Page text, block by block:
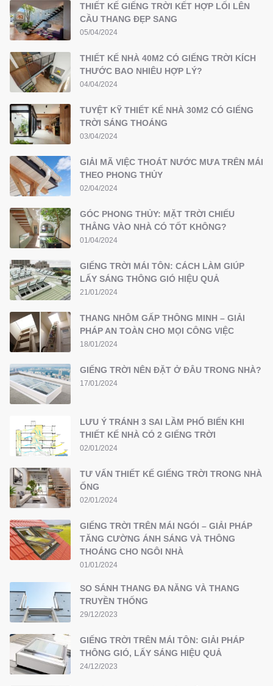
THIẾT KẾ GIẾNG TRỜI KẾT HỢP LỐI LÊN
CẦU THANG ĐẸP SANG
05/04/2024
THIẾT KẾ NHÀ 40M2 CÓ GIẾNG TRỜI KÍCH
THƯỚC BAO NHIÊU HỢP LÝ?
04/04/2024
TUYỆT KỸ THIẾT KẾ NHÀ 30M2 CÓ GIẾNG
TRỜI SÁNG THOÁNG
03/04/2024
GIẢI MÃ VIỆC THOÁT NƯỚC MƯA TRÊN MÁI
THEO PHONG THỦY
02/04/2024
GÓC PHONG THỦY: MẶT TRỜI CHIẾU
THẲNG VÀO NHÀ CÓ TỐT KHÔNG?
01/04/2024
GIẾNG TRỜI MÁI TÔN: CÁCH LÀM GIÚP
LẤY SÁNG THÔNG GIÓ HIỆU QUẢ
21/01/2024
THANG NHÔM GẤP THÔNG MINH – GIẢI
PHÁP AN TOÀN CHO MỌI CÔNG VIỆC
18/01/2024
GIẾNG TRỜI NÊN ĐẶT Ở ĐÂU TRONG NHÀ?
17/01/2024
LƯU Ý TRÁNH 3 SAI LẦM PHỔ BIẾN KHI
THIẾT KẾ NHÀ CÓ 2 GIẾNG TRỜI
02/01/2024
TƯ VẤN THIẾT KẾ GIẾNG TRỜI TRONG NHÀ
ỐNG
02/01/2024
GIẾNG TRỜI TRÊN MÁI NGÓI – GIẢI PHÁP
TĂNG CƯỜNG ÁNH SÁNG VÀ THÔNG
THOÁNG CHO NGÔI NHÀ
01/01/2024
SO SÁNH THANG ĐA NĂNG VÀ THANG
TRUYỀN THỐNG
29/12/2023
GIẾNG TRỜI TRÊN MÁI TÔN: GIẢI PHÁP
THÔNG GIÓ, LẤY SÁNG HIỆU QUẢ
24/12/2023